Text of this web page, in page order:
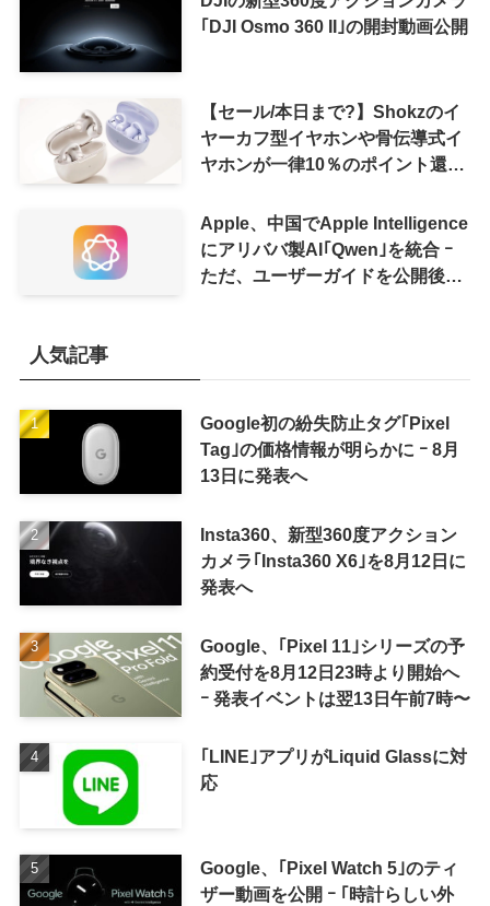
｢DJI Osmo 360 II｣の開封動画公開
【セール/本日まで?】Shokzのイ
ヤーカフ型イヤホンや骨伝導式イ
ヤホンが一律10％のポイント還元
Apple、中国でApple Intelligence
にアリババ製AI｢Qwen｣を統合 ｰ
ただ、ユーザーガイドを公開後に
人気記事
Google初の紛失防止タグ｢Pixel
Tag｣の価格情報が明らかに ｰ 8月
13日に発表へ
Insta360、新型360度アクション
カメラ｢Insta360 X6｣を8月12日に
発表へ
Google、｢Pixel 11｣シリーズの予
約受付を8月12日23時より開始へ
ｰ 発表イベントは翌13日午前7時〜
｢LINE｣アプリがLiquid Glassに対
応
Google、｢Pixel Watch 5｣のティ
ザー動画を公開 ｰ ｢時計らしい外